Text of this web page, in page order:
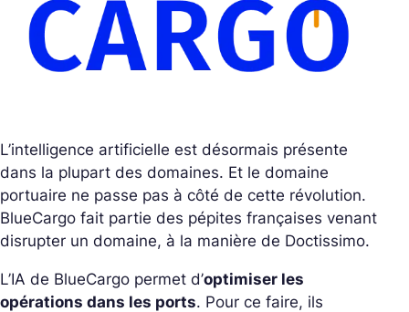
L’intelligence artificielle est désormais présente
dans la plupart des domaines. Et le domaine
portuaire ne passe pas à côté de cette révolution.
BlueCargo fait partie des pépites françaises venant
disrupter un domaine, à la manière de Doctissimo.
L’IA de BlueCargo permet d’optimiser les
opérations dans les ports. Pour ce faire, ils